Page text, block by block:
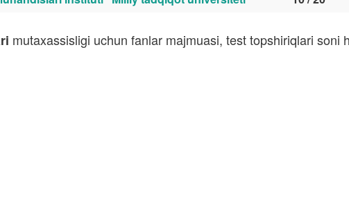
mutaxassisligi uchun fanlar majmuasi, test topshiriqlari soni